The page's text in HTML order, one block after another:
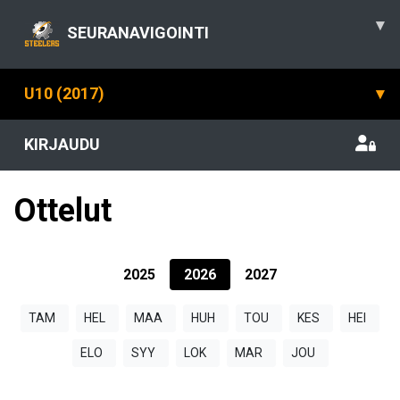
SEURANAVIGOINTI ▾
U10 (2017) ▾
KIRJAUDU
Ottelut
2025 2026 2027
TAM HEL MAA HUH TOU KES HEI
ELO SYY LOK MAR JOU